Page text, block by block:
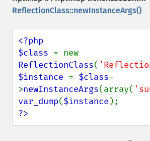
ReflectionClass::newInstanceArgs()
<?php
$class
ReflectionClass(
$instance = $class-
>newInstanceArgs(array(
var_dump($instance
?>